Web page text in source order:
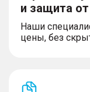
и защита
Наши
цены, без